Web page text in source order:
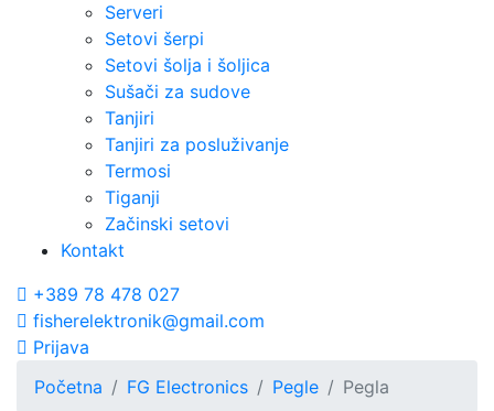
Serveri
Setovi šerpi
Setovi šolja i šoljica
Sušači za sudove
Tanjiri
Tanjiri za posluživanje
Termosi
Tiganji
Začinski setovi
Kontakt
+389 78 478 027
fisherelektronik@gmail.com
Prijava
Početna
FG Electronics Pegle Pegla